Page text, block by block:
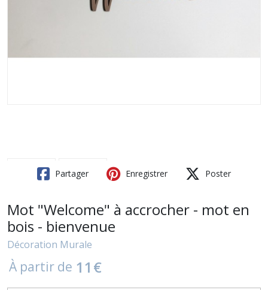
Partager Enregistrer Poster
Mot "Welcome" à accrocher - mot en
bois - bienvenue
Décoration Murale
À partir de 11 €